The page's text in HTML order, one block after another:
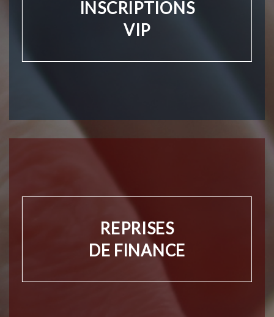
INSCRIPTIONS
VIP
REPRISES
DE FINANCE